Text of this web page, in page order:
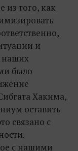
из того, как
и
наших
было
Хакима,
оставить
связано с
с нашими